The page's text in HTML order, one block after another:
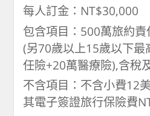
每人訂金：NT$30,000
包含項目：500萬旅約
(另70歲以上15歲以下
任險+20萬醫療險),含稅
不含項目：不含小費12
其電子簽證旅行保險費